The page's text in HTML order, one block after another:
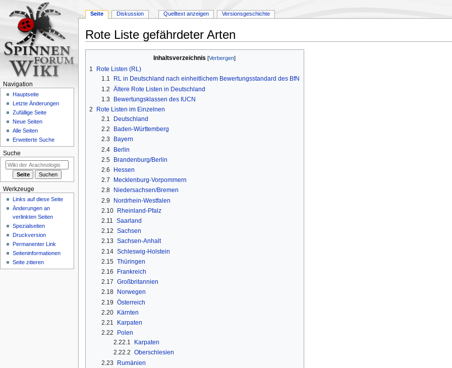
Rote Liste gefährdeter Arten
springen
springen
Inhaltsverzeichnis
1
Rote Listen (RL)
1.1
RL in Deutschland nach einheitlichem Bewertungsstandard des BfN
1.2 Ältere Rote Listen in Deutschland
1.3
Bewertungsklassen des IUCN
2
Rote Listen im Einzelnen
2.1
Deutschland
2.2
Baden-Württemberg
2.3
Bayern
2.4 Berlin
2.5 Brandenburg/Berlin
2.6
Hessen
2.7
Mecklenburg-Vorpommern
2.8
Niedersachsen/Bremen
2.9
Nordrhein-Westfalen
2.10 Rheinland-Pfalz
2.11 Saarland
2.12 Sachsen
2.13 Sachsen-Anhalt
2.14 Schleswig-Holstein
2.15 Thüringen
2.16
Frankreich
2.17 Großbritannien
2.18
Norwegen
2.19 Österreich
2.20 Kärnten
2.21
Karpaten
2.22
Polen
2.22.1
Karpaten
2.22.2 Oberschlesien
2.23
Rumänien
Seite Diskussion Quelltext anzeigen Versionsgeschichte
Navigation
Hauptseite
Letzte Änderungen
Zufällige Seite
Neue Seiten
Alle Seiten
Erweiterte Suche
Suche
Werkzeuge
Links auf diese Seite
Änderungen an
verlinkten Seiten
Spezialseiten
Druckversion
Permanenter Link
Seiten­­informationen
Seite zitieren